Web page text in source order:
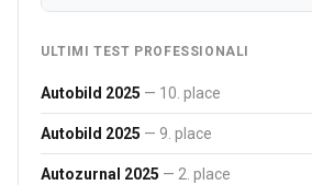
ULTIMI TEST PROFESSIONALI
Autobild 2025 — 10. place
Autobild 2025 — 9. place
Autozurnal 2025 — 2. place